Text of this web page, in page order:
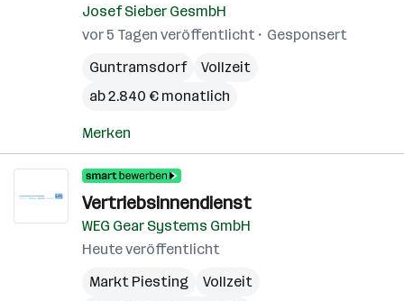
Josef Sieber GesmbH
vor 5 Tagen veröffentlicht
Gesponsert
Guntramsdorf
Vollzeit
ab 2.840 € monatlich
Merken
Vertriebsinnendienst
WEG Gear Systems GmbH
Heute veröffentlicht
Markt Piesting
Vollzeit